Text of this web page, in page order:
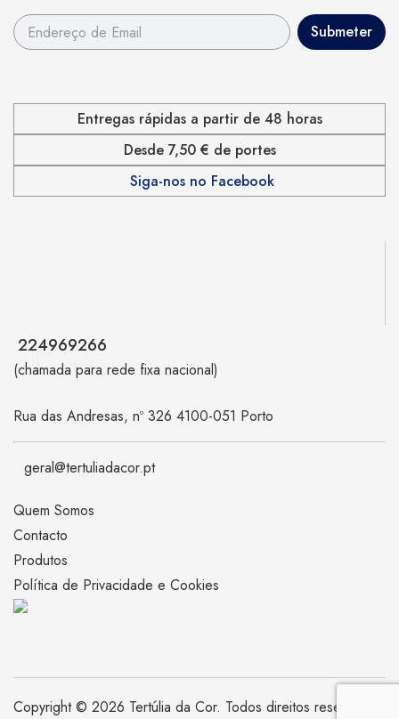
Entregas rápidas a partir de 48 horas
Desde 7,50 € de portes
Siga-nos no Facebook
224969266
(chamada para rede fixa nacional)
Rua das Andresas, nº 326 4100-051 Porto
geral@tertuliadacor.pt
Quem Somos
Contacto
Produtos
Política de Privacidade e Cookies
Copyright © 2026 Tertúlia da Cor. Todos direitos reservados